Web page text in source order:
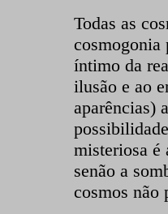
Todas as
cosmogonia
íntimo da
ilusão e ao
aparências)
misteriosa é
senão a
cosmos não